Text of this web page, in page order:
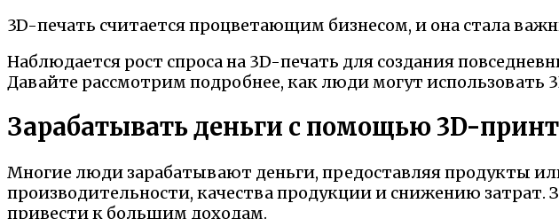
3D-печать считается процветающим бизнесом, и она стала
Наблюдается рост спроса на 3D-печать для создания
Давайте рассмотрим подробнее, как люди могут использовать
Зарабатывать деньги с помощью 3D-
Многие люди зарабатывают деньги, предоставляя продукты
производительности, качества продукции и снижению затрат.
привести к большим доходам.